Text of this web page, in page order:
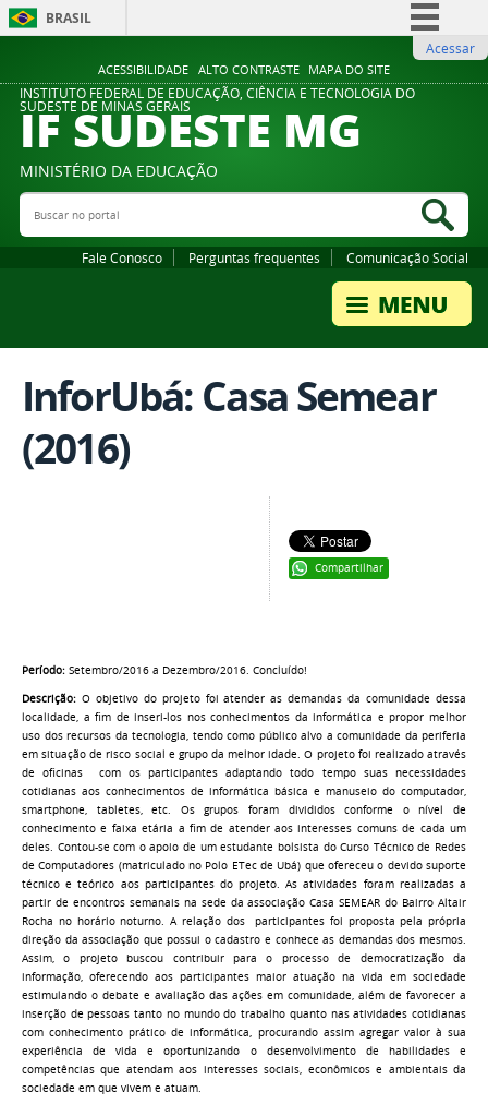
ACESSIBILIDADE ALTO CONTRASTE MAPA DO SITE
BRASIL
Comunica BR
Participe
Legislação
Acessar
INSTITUTO FEDERAL DE EDUCAÇÃO, CIÊNCIA E TECNOLOGIA DO
SUDESTE DE MINAS GERAIS
IF SUDESTE MG
MINISTÉRIO DA EDUCAÇÃO
Buscar no portal
Fale Conosco Perguntas frequentes Comunicação Social
InforUbá: Casa Semear
(2016)
Compartilhar
Período: Setembro/2016 a Dezembro/2016. Concluído!
Descrição: O objetivo do projeto foi atender as demandas da comunidade dessa
localidade, a fim de inseri-los nos conhecimentos da informática e propor melhor
uso dos recursos da tecnologia, tendo como público alvo a comunidade da periferia
em situação de risco social e grupo da melhor idade. O projeto foi realizado através
de oficinas com os participantes adaptando todo tempo suas necessidades
cotidianas aos conhecimentos de informática básica e manuseio do computador,
smartphone, tabletes, etc. Os grupos foram divididos conforme o nível de
conhecimento e faixa etária a fim de atender aos interesses comuns de cada um
deles. Contou-se com o apoio de um estudante bolsista do Curso Técnico de Redes
de Computadores (matriculado no Polo ETec de Ubá) que ofereceu o devido suporte
técnico e teórico aos participantes do projeto. As atividades foram realizadas a
partir de encontros semanais na sede da associação Casa SEMEAR do Bairro Altair
Rocha no horário noturno. A relação dos participantes foi proposta pela própria
direção da associação que possui o cadastro e conhece as demandas dos mesmos.
Assim, o projeto buscou contribuir para o processo de democratização da
informação, oferecendo aos participantes maior atuação na vida em sociedade
estimulando o debate e avaliação das ações em comunidade, além de favorecer a
inserção de pessoas tanto no mundo do trabalho quanto nas atividades cotidianas
com conhecimento prático de informática, procurando assim agregar valor à sua
experiência de vida e oportunizando o desenvolvimento de habilidades e
competências que atendam aos interesses sociais, econômicos e ambientais da
sociedade em que vivem e atuam.